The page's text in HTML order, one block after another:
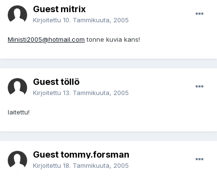
Guest mitrix
Kirjoitettu 10. Tammikuuta, 2005
Ministi2005@hotmail.com tonne kuvia kans!
Guest töllö
Kirjoitettu 13. Tammikuuta, 2005
laitettu!
Guest tommy.forsman
Kirjoitettu 18. Tammikuuta, 2005